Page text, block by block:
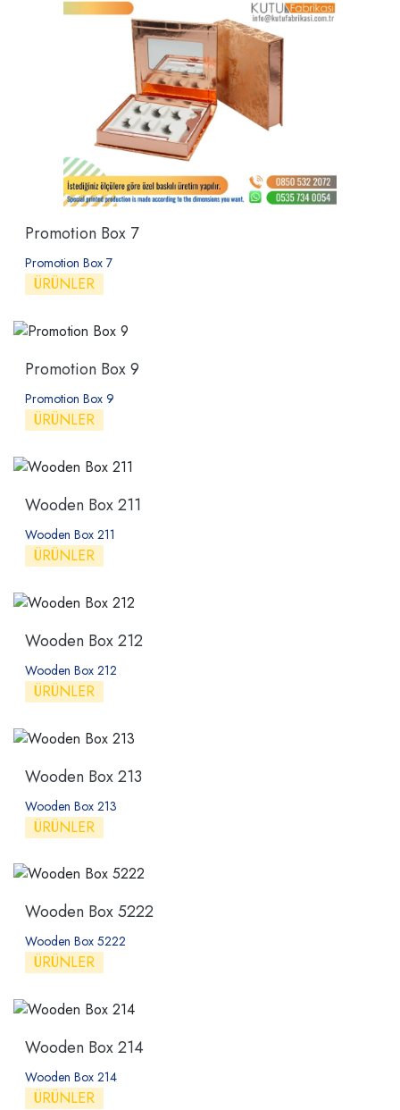
Promotion Box 7
Promotion Box 7
ÜRÜNLER
Promotion Box 9
Promotion Box 9
ÜRÜNLER
Wooden Box 211
Wooden Box 211
ÜRÜNLER
Wooden Box 212
Wooden Box 212
ÜRÜNLER
Wooden Box 213
Wooden Box 213
ÜRÜNLER
Wooden Box 5222
Wooden Box 5222
ÜRÜNLER
Wooden Box 214
Wooden Box 214
ÜRÜNLER